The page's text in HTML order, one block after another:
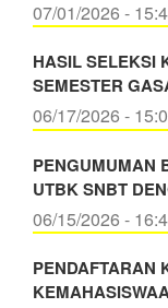
07/01/2026 -
HASIL SELEKSI
SEMESTER
06/17/2026 -
PENGUMUMAN
UTBK SNBT
06/15/2026 -
PENDAFTARAN